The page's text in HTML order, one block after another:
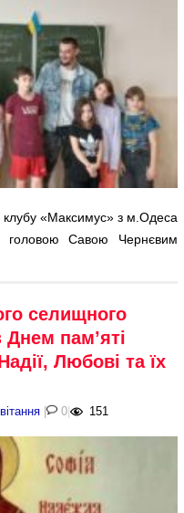
клубу «Максимус» з м.Одеса
головою Савою Чернєвим
селищного
пам’яті
Любові та їх
| 0| 151